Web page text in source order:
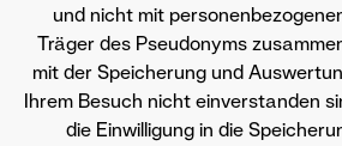
und nicht mit
Träger des Pseudonyms
mit der Speicherung und
Ihrem Besuch nicht einverstanden
die Einwilligung in die